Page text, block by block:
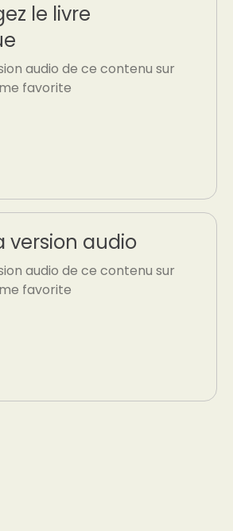
le livre
audio de ce contenu sur
favorite
version audio
audio de ce contenu sur
favorite